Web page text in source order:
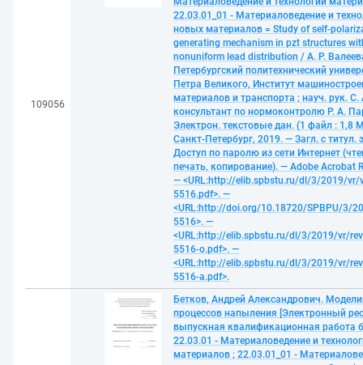
109056
22.03.01_01 - Материаловедение и
новых материалов = Study of self-
generating mechanism in pzt structures
nonuniform lead distribution / А. Р.
Петербургский политехнический
Петра Великого, Институт
материалов и транспорта ; науч. рук.
консультант по нормоконтролю Р. А.
Электрон. текстовые дан. (1 файл : 1,8
Санкт-Петербург, 2019. — Загл. с титул.
Доступ по паролю из сети Интернет
печать, копирование). — Adobe Acrobat
— <URL:http://elib.spbstu.ru/dl/3/2019/vr/
5516.pdf>. —
<URL:http://doi.org/10.18720/SPBPU/3/
5516>. —
<URL:http://elib.spbstu.ru/dl/3/2019/vr/
5516-o.pdf>. —
<URL:http://elib.spbstu.ru/dl/3/2019/vr/
5516-a.pdf>.
Бетков, Андрей Александрович.
процессов напыления [Электронный
выпускная квалификационная работа
22.03.01 - Материаловедение и
материалов ; 22.03.01_01 -